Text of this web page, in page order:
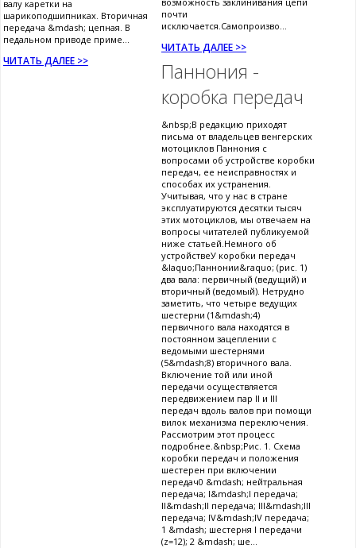
валу каретки на
шарикоподшипниках. Вторичная
передача &mdash; цепная. В
педальном приводе приме...
ЧИТАТЬ ДАЛЕЕ >>
почти
исключается.Самопроизво...
ЧИТАТЬ ДАЛЕЕ >>
Паннония -
коробка передач
&nbsp;В редакцию приходят
письма от владельцев венгерских
мотоциклов Паннония с
вопросами об устройстве коробки
передач, ее неисправностях и
способах их устранения.
Учитывая, что у нас в стране
эксплуатируются десятки тысяч
этих мотоциклов, мы отвечаем на
вопросы читателей публикуемой
ниже статьей.Немного об
устройствеУ коробки передач
&laquo;Паннонии&raquo; (рис. 1)
два вала: первичный (ведущий) и
вторичный (ведомый). Нетрудно
заметить, что четыре ведущих
шестерни (1&mdash;4)
первичного вала находятся в
постоянном зацеплении с
ведомыми шестернями
(5&mdash;8) вторичного вала.
Включение той или иной
передачи осуществляется
передвижением пар II и III
передач вдоль валов при помощи
вилок механизма переключения.
Рассмотрим этот процесс
подробнее.&nbsp;Рис. 1. Схема
коробки передач и положения
шестерен при включении
передач0 &mdash; нейтральная
передача; I&mdash;I передача;
II&mdash;II передача; III&mdash;III
передача; IV&mdash;IV передача;
1 &mdash; шестерня I передачи
(z=12); 2 &mdash; ше...